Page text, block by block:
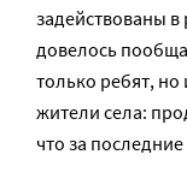
задействованы в
довелось
только ребят,
жители села:
что за